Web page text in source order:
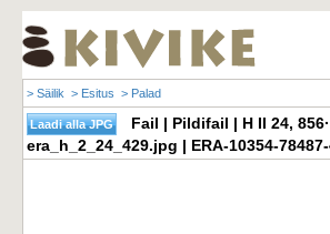
> Säilik > Esitus > Palad
Fail | Pildifail | H II 24,
era_h_2_24_429.jpg | ERA-10354-